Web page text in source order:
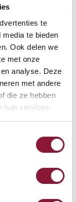
te
te bieden
Ook delen we
met onze
analyse. Deze
met andere
die ze hebben
hun services.
der
wie weg und
Die